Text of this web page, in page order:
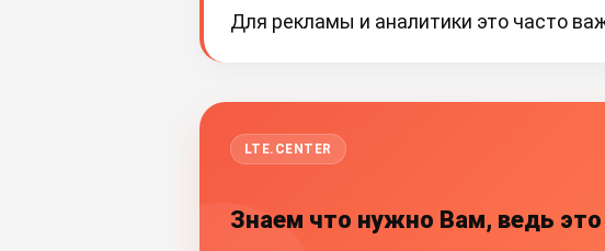
Для рекламы и аналитики это часто
LTE.CENTER
Знаем что нужно Вам, ведь